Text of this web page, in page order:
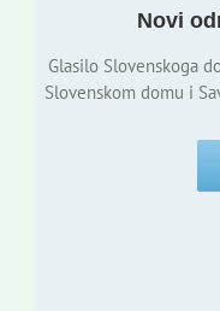
Novi
Glasilo Slovenskoga
Slovenskom domu i